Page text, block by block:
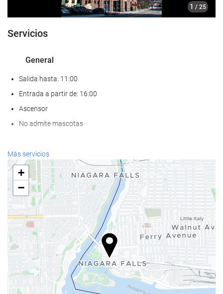
1 / 25
Servicios
General
Salida hasta: 11:00
Entrada a partir de: 16:00
Ascensor
No admite mascotas
Servicios de recepción
Recepción 24 horas
Guardaequipaje
Comida y bebida
Bar
Estacionamiento
Estacionamiento
Más servicios
+
−